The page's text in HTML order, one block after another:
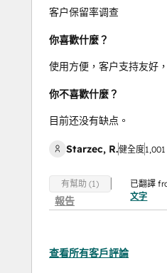
客户保留率调查
你喜歡什麼？
使用方便，客户支持友好
你不喜歡什麼？
目前还没有缺点。
Starzec, R.健全度
有幫助 (1)
報告
已翻譯
文字
查看所有客戶評論